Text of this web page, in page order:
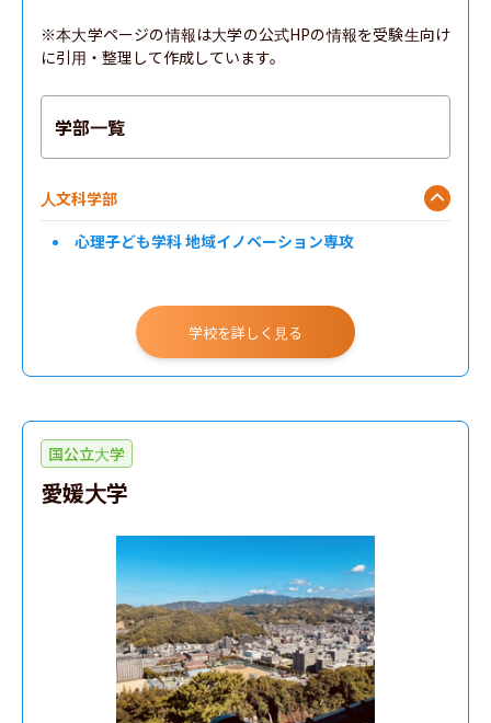
※本大学ページの情報は大学の公式HPの情報を受験生向け
に引用・整理して作成しています。
学部一覧
人文科学部
心理子ども学科 地域イノベーション専攻
学校を詳しく見る
国公立大学
愛媛大学